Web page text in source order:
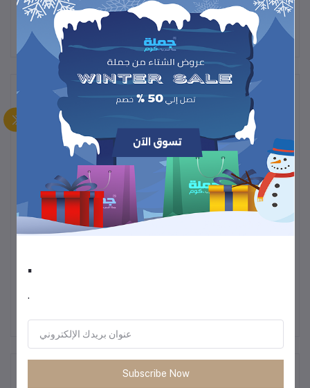
لم تكن هناك تقييمات لهذا المنتج حتى الآن.
تصميم مريح وآمن
اشتعال سريع وقوي
المطبخ، الشواء، والرحلات الخارجية
المنتجات التي يتم شراؤها بشكل متكرر
.
.
Subscribe Now